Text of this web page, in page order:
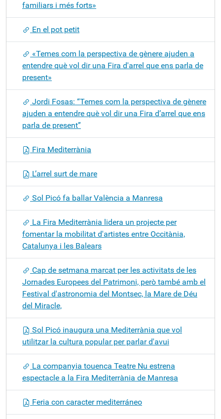
familiars i més forts»
En el pot petit
«Temes com la perspectiva de gènere ajuden a
entendre què vol dir una Fira d'arrel que ens parla de
present»
Jordi Fosas: “Temes com la perspectiva de gènere
ajuden a entendre què vol dir una Fira d’arrel que ens
parla de present”
Fira Mediterrània
L’arrel surt de mare
Sol Picó fa ballar València a Manresa
La Fira Mediterrània lidera un projecte per
fomentar la mobilitat d'artistes entre Occitània,
Catalunya i les Balears
Cap de setmana marcat per les activitats de les
Jornades Europees del Patrimoni, però també amb el
Festival d'astronomia del Montsec, la Mare de Déu
del Miracle,
Sol Picó inaugura una Mediterrània que vol
utilitzar la cultura popular per parlar d'avui
La companyia touenca Teatre Nu estrena
espectacle a la Fira Mediterrània de Manresa
Feria con caracter mediterráneo